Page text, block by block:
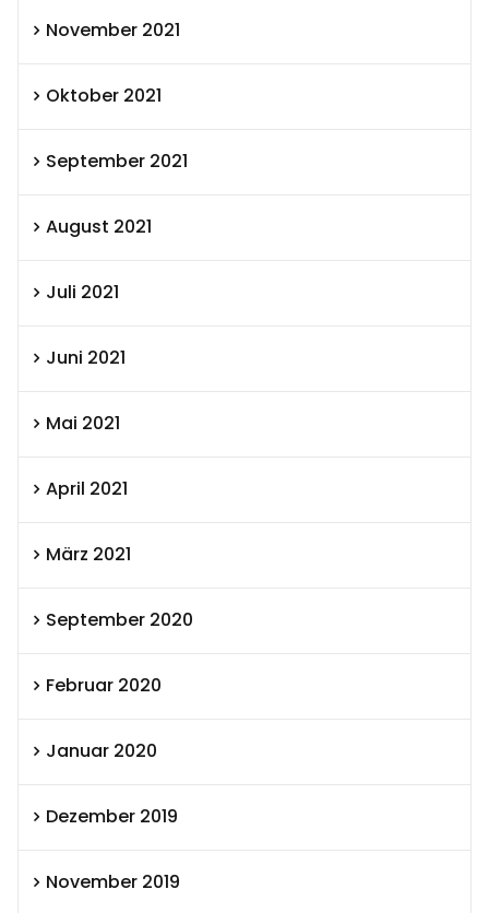
November 2021
Oktober 2021
September 2021
August 2021
Juli 2021
Juni 2021
Mai 2021
April 2021
März 2021
September 2020
Februar 2020
Januar 2020
Dezember 2019
November 2019